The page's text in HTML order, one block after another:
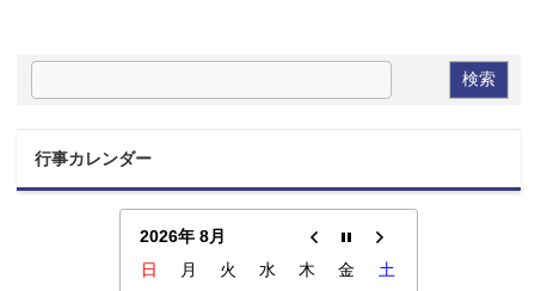
行事カレンダー
2026年 8月
日
月 火 水 木 金
土